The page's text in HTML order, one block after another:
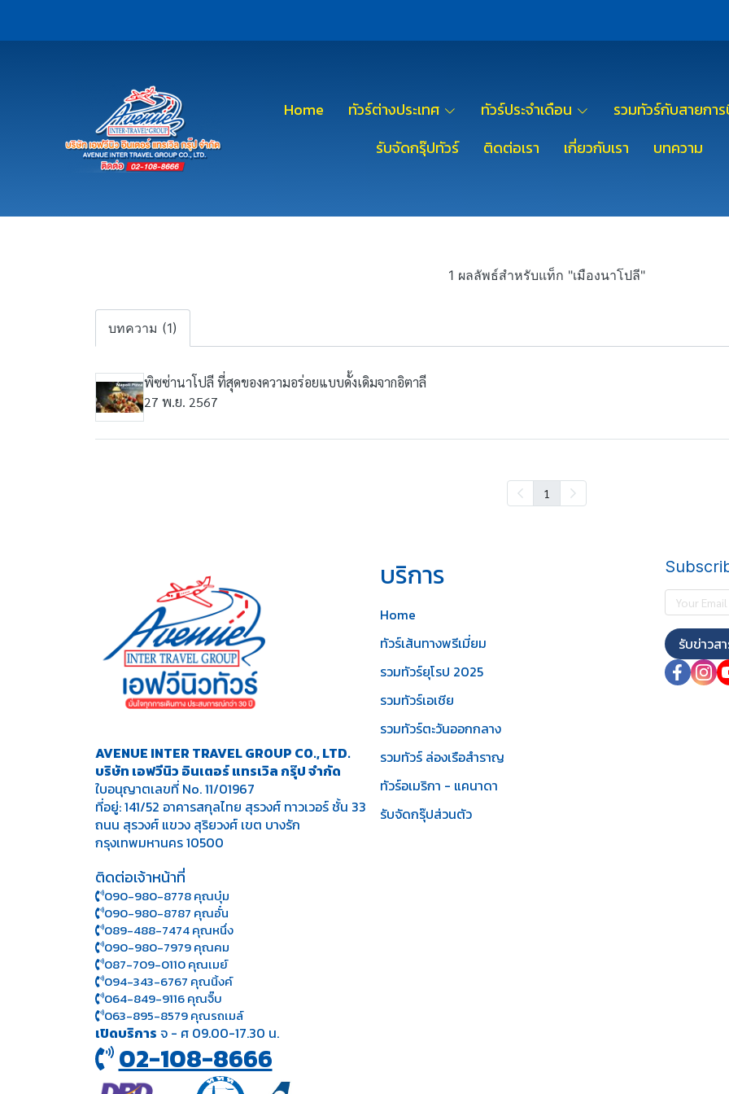
Home ทัวร์ต่างประเทศ ทัวร์ประจำเดือน
รวมทัวร์กับสายกา
รับจัดกรุ๊ปทัวร์
ติดต่อเรา เกี่ยวกับเรา บทความ
1 ผลลัพธ์สำหรับแท็ก "เมืองนาโปลี"
บทความ (1)
พิซซ่านาโปลี ที่สุดของความอร่อยแบบดั้งเดิมจากอิตาลี
27 พ.ย. 2567
1
AVENUE INTER TRAVEL GROUP CO., LTD.
บริษัท เอฟวีนิว อินเตอร์ แทรเวิล กรุ๊ป จำกัด
ใบอนุญาตเลขที่ No. 11/01967
ที่อยู่: 141/52 อาคารสกุลไทย สุรวงศ์ ทาวเวอร์ ชั้น 33
ถนน สุรวงศ์ แขวง สุริยวงศ์ เขต บางรัก
กรุงเทพมหานคร 10500
ติดต่อเจ้าหน้าที่
090-980-8778 คุณบุ๋ม
090-980-8787 คุณอั๋น
089-488-7474 คุณหนึ่ง
090-980-7979 คุณคม
087-709-0110 คุณเมย์
094-343-6767 คุณนิ้งค์
064-849-9116 คุณจิ๊บ
063-895-8 579คุณรถเมล์
เปิดบริการ จ - ศ 09.00-17.30 น.
02-108-8666
บริการ
Home
ทัวร์เส้นทางพรีเมี่ยม
รวมทัวร์ยุโรป 2025
รวมทัวร์เอเชีย
รวมทัวร์ตะวันออกกลาง
รวมทัวร์ ล่องเรือสำราญ
ทัวร์อเมริกา - แคนาดา
รับจัดกรุ๊ปส่วนตัว
รับข่าวส